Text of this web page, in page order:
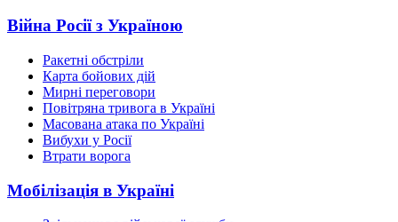
Війна Росії з Україною
Ракетні обстріли
Карта бойових дій
Мирні переговори
Повітряна тривога в Україні
Масована атака по Україні
Вибухи у Росії
Втрати ворога
Мобілізація в Україні